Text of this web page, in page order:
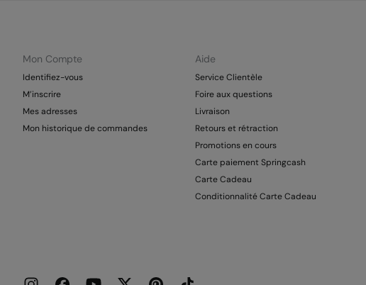
Mon Compte
Identifiez-vous
M’inscrire
Mes adresses
Mon historique de commandes
Aide
Service Clientèle
Foire aux questions
Livraison
Retours et rétraction
Promotions en cours
Carte paiement Springcash
Carte Cadeau
Conditionnalité Carte Cadeau